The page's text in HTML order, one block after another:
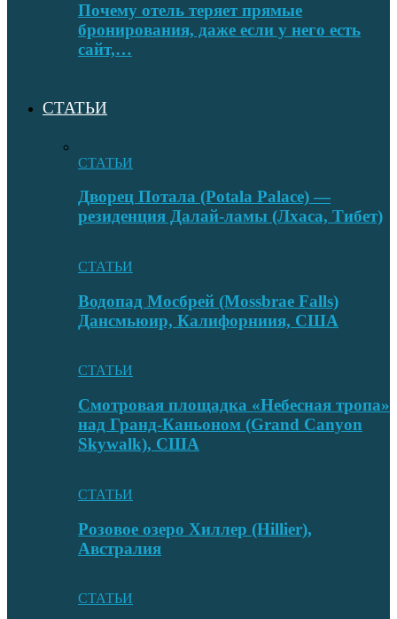
Почему отель теряет прямые
бронирования, даже если у него есть
сайт,…
СТАТЬИ
СТАТЬИ
Дворец Потала (Potala Palace) —
резиденция Далай-ламы (Лхаса, Тибет)
СТАТЬИ
Водопад Мосбрей (Mossbrae Falls)
Дансмьюир, Калифорниия, США
СТАТЬИ
Смотровая площадка «Небесная тропа»
над Гранд-Каньоном (Grand Canyon
Skywalk), США
СТАТЬИ
Розовое озеро Хиллер (Hillier),
Австралия
СТАТЬИ